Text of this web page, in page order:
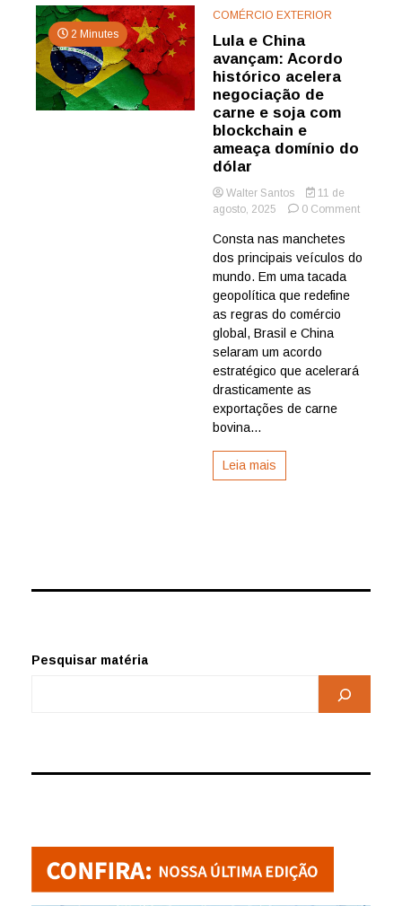
2 Minutes
COMÉRCIO EXTERIOR
Lula e China
avançam: Acordo
histórico acelera
negociação de
carne e soja com
blockchain e
ameaça domínio do
dólar
Walter Santos
11 de
agosto, 2025
0 Commenton
China
Consta nas manchetes
dos principais veículos do
mundo. Em uma tacada
geopolítica que redefine
as regras do comércio
global, Brasil e China
selaram um acordo
estratégico que acelerará
drasticamente as
exportações de carne
bovina...
Leia mais
Pesquisar matéria